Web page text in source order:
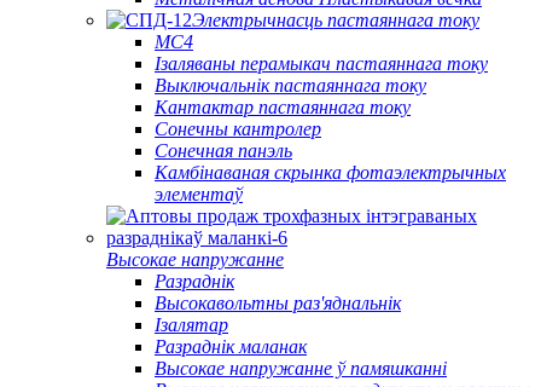
Электрычнасць пастаяннага току
МС4
Ізаляваны перамыкач пастаяннага току
Выключальнік пастаяннага току
Кантактар ​​пастаяннага току
Сонечны кантролер
Сонечная панэль
Камбінаваная скрынка фотаэлектрычных
элементаў
Высокае напружанне
Разраднік
Высокавольтны раз'яднальнік
Ізалятар
Разраднік маланак
Высокае напружанне ў памяшканні